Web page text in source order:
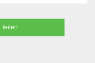
teilen